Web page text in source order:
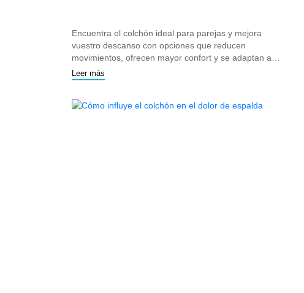
Encuentra el colchón ideal para parejas y mejora
vuestro descanso con opciones que reducen
movimientos, ofrecen mayor confort y se adaptan a
ambos durmientes.
Leer más